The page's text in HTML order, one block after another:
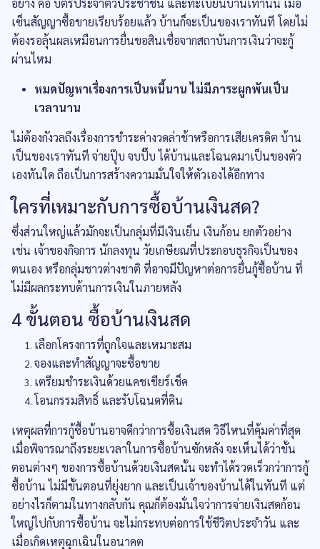
อย่าง คือ บัตรประจำตัวประชาชน และทะเบียนบ้านเท่านั้น เมื่อ
เซ็นสัญญาซื้อขายเรียบร้อยแล้ว บ้านก็จะเป็นของเราทันที โดยไม่
ต้องรอลุ้นผลเหมือนการยื่นขอสินเชื่อจากสถาบันการเงินว่าจะกู้
ผ่านไหม
หมดปัญหาเรื่องการเป็นหนี้นาน ไม่มีภาระผูกพันเป็น
เวลานาน
ไม่ต้องกังวลถึงเรื่องการชำระค่างวดล่าช้าหรือการเสียเครดิต บ้าน
เป็นของเราทันที จ่ายปุ๊บ จบปั๊บ ได้บ้านและโฉนดมาเป็นของตัว
เองทันใด ถือเป็นการสร้างความมั่นใจให้ตัวเองได้อีกทาง
ใครที่เหมาะกับการซื้อบ้านเงินสด?
ซึ่งส่วนใหญ่แล้วมักจะเป็นกลุ่มที่มีเงินเย็น เงินก้อน ยกตัวอย่าง
เช่น เจ้าของกิจการ นักลงทุน วัยเกษียณที่ประกอบธุรกิจเป็นของ
ตนเอง หรือกลุ่มชาวต่างชาติ ที่อาจมีปัญหาต่อการยื่นกู้ซื้อบ้าน ที่
ไม่มีผลกระทบด้านการเงินในภายหลัง
4 ขั้นตอน ซื้อบ้านเงินสด
เลือกโครงการที่ถูกใจและเหมาะสม
จองและทำสัญญาจะซื้อขาย
เตรียมชำระเงินด้วยแคชเชียร์เช็ค
โอนกรรมสิทธิ์ และรับโฉนดที่ดิน
เหตุผลที่การกู้ซื้อบ้านอาจดีกว่าการซื้อเงินสด วิธีไหนที่คุ้มค่าที่สุด
เมื่อพิจารณาถึงระยะเวลาในการซื้อบ้านซักหลัง จะเห็นได้ว่าขั้น
ตอนต่างๆ ของการซื้อบ้านด้วยเงินสดนั้น จะทำได้รวดเร็วกว่าการกู้
ซื้อบ้าน ไม่มีขั้นตอนที่ยุ่งยาก และเป็นเจ้าของบ้านได้ในทันที แต่
อย่างไรก็ตามในทางกลับกัน คุณก็ต้องมั่นใจว่าการจ่ายเงินสดก้อน
ใหญ่ไปกับการซื้อบ้าน จะไม่กระทบต่อการใช้ชีวิตประจำวัน และ
เมื่อเกิดเหตุฉุกเฉินในอนาคต